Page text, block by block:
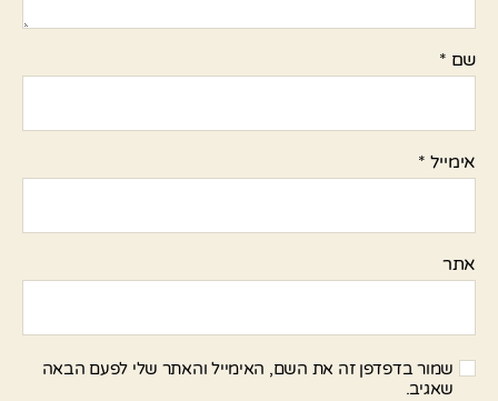
שם *
אימייל *
אתר
שמור בדפדפן זה את השם, האימייל והאתר שלי לפעם הבאה
שאגיב.